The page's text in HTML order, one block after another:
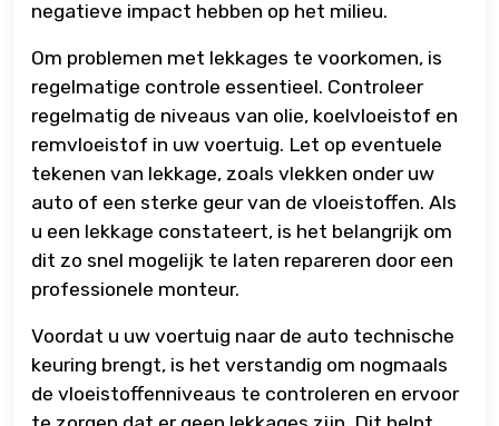
negatieve impact hebben op het milieu.
Om problemen met lekkages te voorkomen, is
regelmatige controle essentieel. Controleer
regelmatig de niveaus van olie, koelvloeistof en
remvloeistof in uw voertuig. Let op eventuele
tekenen van lekkage, zoals vlekken onder uw
auto of een sterke geur van de vloeistoffen. Als
u een lekkage constateert, is het belangrijk om
dit zo snel mogelijk te laten repareren door een
professionele monteur.
Voordat u uw voertuig naar de auto technische
keuring brengt, is het verstandig om nogmaals
de vloeistoffenniveaus te controleren en ervoor